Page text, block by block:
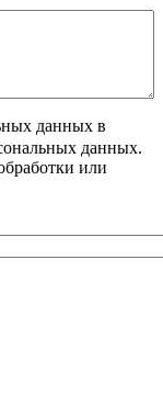
форматах
данных в
данных.
или